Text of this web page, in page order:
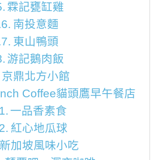
霖記甕缸雞
南投意麵
東山鴨頭
游記鵝肉飯
京鼎北方小館
Coffee貓頭鷹早午餐店
一品香素食
紅心地瓜球
新加坡風味小吃